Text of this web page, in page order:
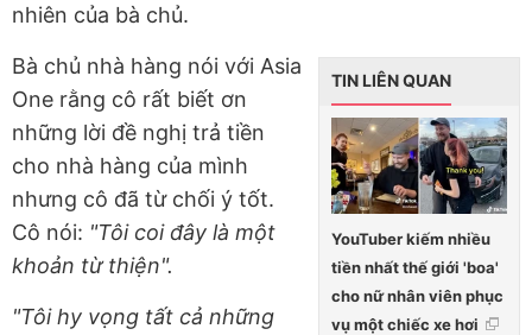
nhiên của bà chủ.
TIN LIÊN QUAN
YouTuber kiếm nhiều
tiền nhất thế giới 'boa'
cho nữ nhân viên phục
vụ một chiếc xe hơi
Bà chủ nhà hàng nói với Asia
One rằng cô rất biết ơn
những lời đề nghị trả tiền
cho nhà hàng của mình
nhưng cô đã từ chối ý tốt.
Cô nói: "Tôi coi đây là một
khoản từ thiện".
"Tôi hy vọng tất cả những